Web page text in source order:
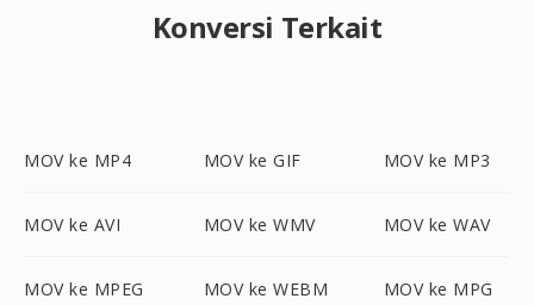
Konversi Terkait
MOV ke MP4 MOV ke GIF MOV ke MP3
MOV ke AVI MOV ke WMV MOV ke WAV
MOV ke MPEG MOV ke WEBM MOV ke MPG